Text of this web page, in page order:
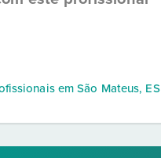
emSão Mateus, ES